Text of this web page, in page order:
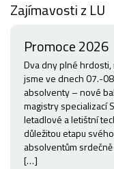
Zajímavosti z LU
Promoce 2026
Dva dny plné hrdosti,
jsme ve dnech 07.-
absolventy – nové
magistry specializací
letadlové a letištní
důležitou etapu
absolventům
[…]